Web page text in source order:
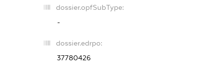
dossier.opfSubType:
-
dossier.edrpo:
37780426